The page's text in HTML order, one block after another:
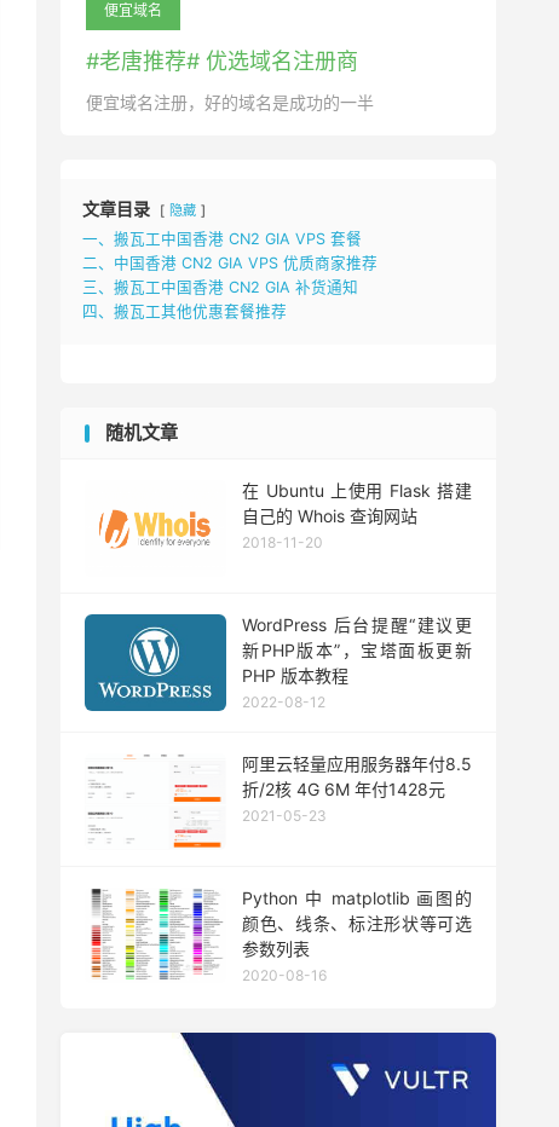
便宜域名
#老唐推荐# 优选域名注册商
便宜域名注册，好的域名是成功的一半
文章目录 隐藏
一、搬瓦工中国香港 CN2 GIA VPS 套餐
二、中国香港 CN2 GIA VPS 优质商家推荐
三、搬瓦工中国香港 CN2 GIA 补货通知
四、搬瓦工其他优惠套餐推荐
随机文章
在 Ubuntu 上使用 Flask 搭建
自己的 Whois 查询网站
2018-11-20
WordPress 后台提醒“建议更
新PHP版本”，宝塔面板更新
PHP 版本教程
2022-08-12
阿里云轻量应用服务器年付8.5
折/2核 4G 6M 年付1428元
2021-05-23
Python 中 matplotlib 画图的
颜色、线条、标注形状等可选
参数列表
2020-08-16